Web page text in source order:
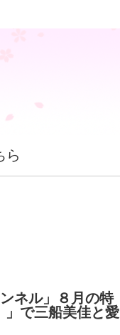
ら
ネル」８月の特
」で三船美佳と愛